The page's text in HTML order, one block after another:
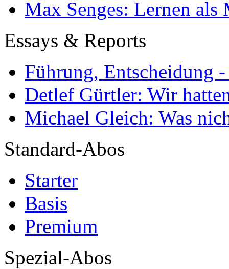
Max Senges: Lernen als
Essays & Reports
Führung, Entscheidung
Detlef Gürtler: Wir
Michael Gleich: Was
Standard-Abos
Starter
Basis
Premium
Spezial-Abos